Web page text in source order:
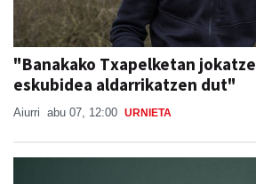
"Banakako Txapelketan
eskubidea aldarrikatzen dut"
Aiurri abu 07, 12:00 URNIETA